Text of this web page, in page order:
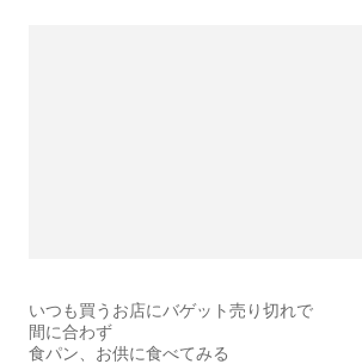
いつも買うお店にバゲット売り切れで
間に合わず
食パン、お供に食べてみる